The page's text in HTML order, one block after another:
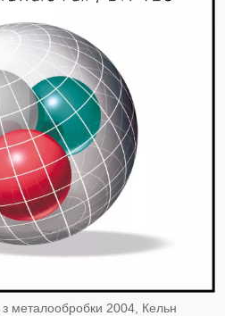
металообробки 2004, Кельн